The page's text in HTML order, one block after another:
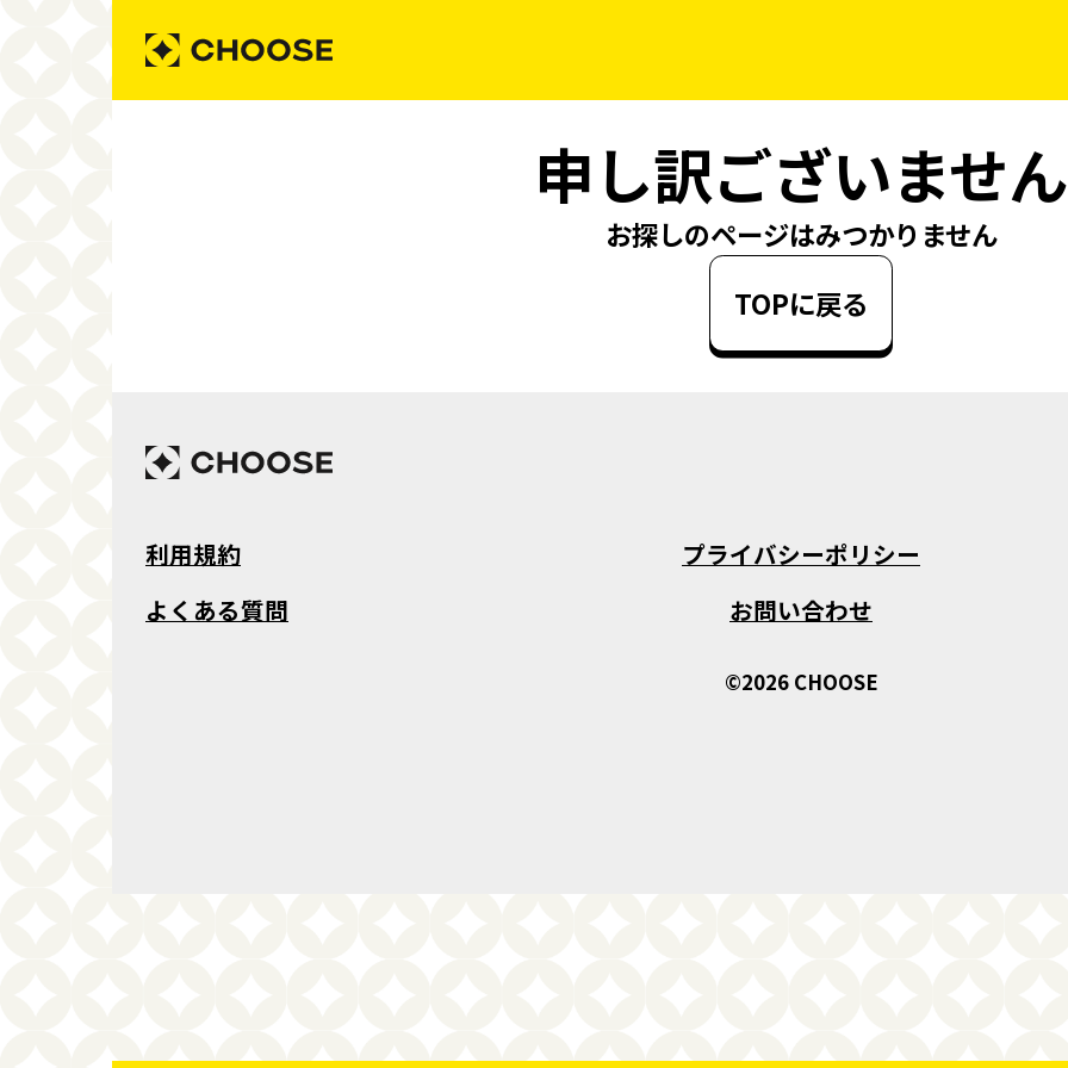
申し訳ございません
お探しのページはみつかりません
TOPに戻る
利用規約
プライバシーポリシー
よくある質問
お問い合わせ
©2026 CHOOSE